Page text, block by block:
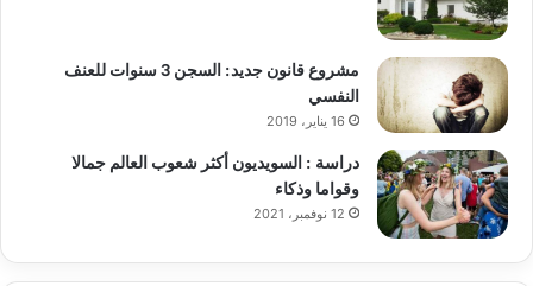
مشروع قانون جديد: السجن 3 سنوات للعنف
النفسي
16 يناير، 2019
دراسة : السويديون أكثر شعوب العالم جمالا
وقواما وذكاء
12 نوفمبر، 2021